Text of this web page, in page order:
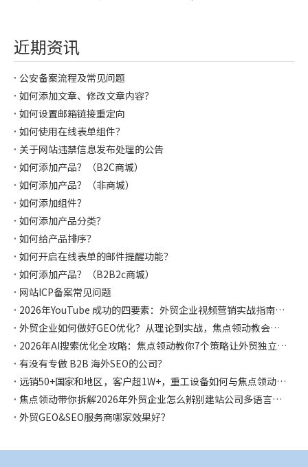
近期资讯
公安备案流程及常见问题
如何添加文章、修改文章内容？
如何设置邮箱链接重定向
如何使用在线表单组件？
关于网站违禁信息发布处理的公告
如何添加产品？（B2C商城）
如何添加产品？（非商城）
如何添加组件？
如何添加产品分类？
如何给产品排序？
如何开启在线表单的邮件提醒功能？
如何添加产品？（B2B2c商城）
网站ICP备案常见问题
2026年YouTube 成功的四要素：外贸企业视频营销实战指南，焦点领动都帮你整理好啦
外贸企业如何做好GEO优化？从理论到实战，焦点领动教会你如何让AI主动推荐你！
2026年AI搜索优化全攻略：焦点领动教你7个策略让外贸独立站在AI时代抢占流量先机
有没有专做 B2B 海外SEO的公司？
远销50+国家和地区，客户超1W+，重工设备如何与焦点领动合作独立站突破获客困局，斩获千万海外订单！
焦点领动带你拆解2026年外贸企业怎么辨别建站公司多语言是否专业？怎么选择？
外贸GEO&SEO服务商哪家效果好？